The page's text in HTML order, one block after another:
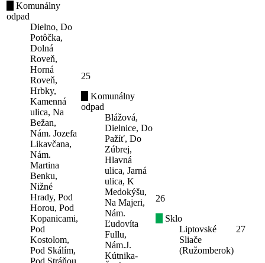
Komunálny
odpad
Dielno, Do
Potôčka,
Dolná
Roveň,
Horná
Roveň,
Hrbky,
Kamenná
ulica, Na
Bežan,
Nám. Jozefa
Likavčana,
Nám.
Martina
Benku,
Nižné
Hrady, Pod
Horou, Pod
Kopanicami,
Pod
Kostolom,
Pod Skálím,
25
Komunálny
odpad
Blážová,
Dielnice, Do
Pažíť, Do
Zúbrej,
Hlavná
ulica, Jarná
ulica, K
Medokýšu,
Na Majeri,
Nám.
Ľudovíta
Fullu,
Nám.J.
Kútnika-
26
Sklo
Liptovské
Sliače
(Ružomberok)
27